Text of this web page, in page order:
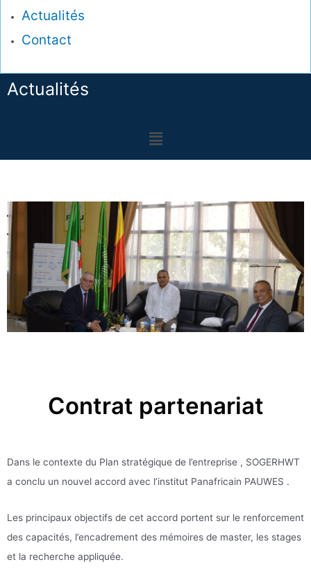
Actualités
Contact
Actualités
Contrat partenariat
Dans le contexte du Plan stratégique de l’entreprise , SOGERHWT
a conclu un nouvel accord avec l’institut Panafricain PAUWES .
Les principaux objectifs de cet accord portent sur le renforcement
des capacités, l’encadrement des mémoires de master, les stages
et la recherche appliquée.